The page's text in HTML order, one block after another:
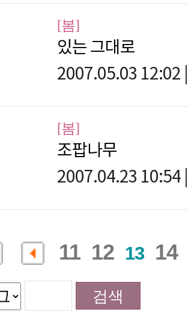
[봄]
있는 그대로
2007.05.03 12:02
[봄]
조팝나무
2007.04.23 10:54
11 12 13 14